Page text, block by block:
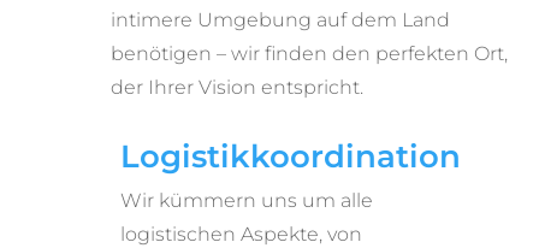
intimere Umgebung auf dem Land
benötigen – wir finden den perfekten Ort,
der Ihrer Vision entspricht.
Logistikkoordination
Wir kümmern uns um alle
logistischen Aspekte, von